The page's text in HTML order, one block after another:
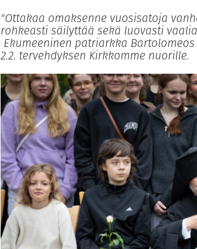
"Ottakaa omaksenne vuosisatoja
rohkeasti säilyttää sekä luovasti
Ekumeeninen patriarkka
2.2. tervehdyksen Kirkkomme nuorille.